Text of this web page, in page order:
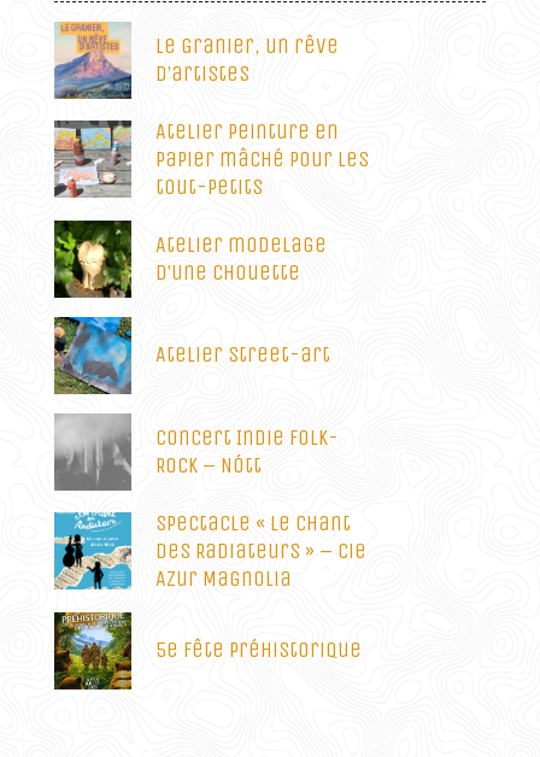
Le Granier, un rêve
d’artistes
Atelier peinture en
papier mâché pour les
tout-petits
Atelier modelage
d’une chouette
Atelier street-art
Concert Indie Folk-
Rock – Nótt
Spectacle « Le Chant
des Radiateurs » – Cie
Azur Magnolia
5e Fête Préhistorique